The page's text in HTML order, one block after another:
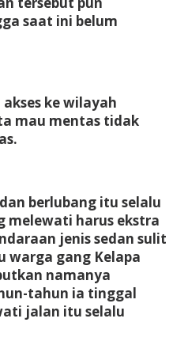
saat ini belum
ke wilayah
mau mentas tidak
berlubang itu selalu
melewati harus ekstra
jenis sedan sulit
warga gang Kelapa
namanya
tahun ia tinggal
jalan itu selalu